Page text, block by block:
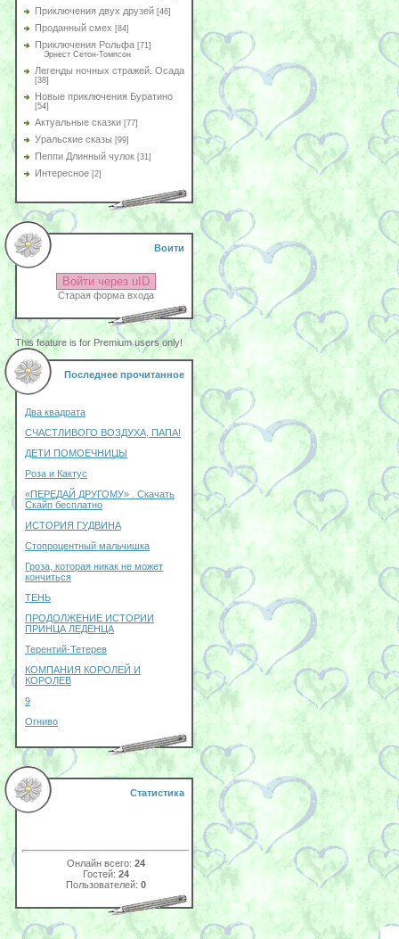
Приключения двух друзей [46]
Проданный смех [84]
Приключения Рольфа [71]
Эрнест Сетон-Томпсон
Легенды ночных стражей. Осада
[38]
Новые приключения Буратино
[54]
Актуальные сказки [77]
Уральские сказы [99]
Пеппи Длинный чулок [31]
Интересное [2]
Воити
Войти через uID
Старая форма входа
This feature is for Premium users only!
Последнее прочитанное
Два квадрата
СЧАСТЛИВОГО ВОЗДУХА, ПАПА!
ДЕТИ ПОМОЕЧНИЦЫ
Роза и Кактус
«ПЕРЕДАЙ ДРУГОМУ» . Скачать
Скайп бесплатно
ИСТОРИЯ ГУДВИНА
Стопроцентный мальчишка
Гроза, которая никак не может
кончиться
ТЕНЬ
ПРОДОЛЖЕНИЕ ИСТОРИИ
ПРИНЦА ЛЕДЕНЦА
Терентий-Тетерев
КОМПАНИЯ КОРОЛЕЙ И
КОРОЛЕВ
9
Огниво
Статистика
Онлайн всего: 24
Гостей: 24
Пользователей: 0